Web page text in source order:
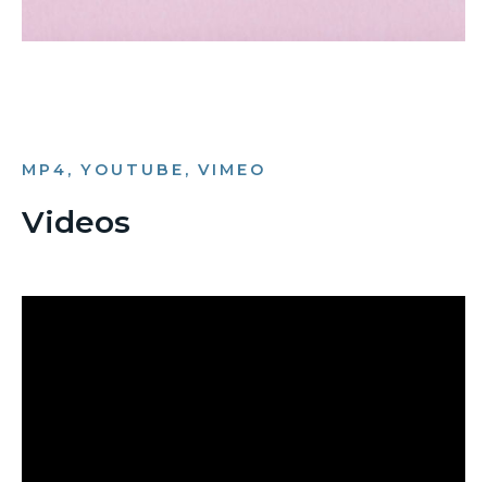
MP4, YOUTUBE, VIMEO
Videos